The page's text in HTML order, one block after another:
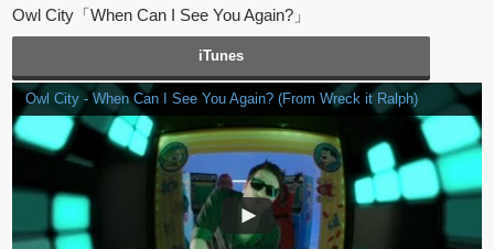
Owl City「When Can I See You Again?」
iTunes
Owl City - When Can I See You Again? (From Wreck it Ralph)